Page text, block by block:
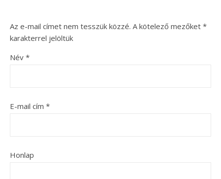
Az e-mail címet nem tesszük közzé. A kötelező mezőket *
karakterrel jelöltük
Név *
E-mail cím *
Honlap